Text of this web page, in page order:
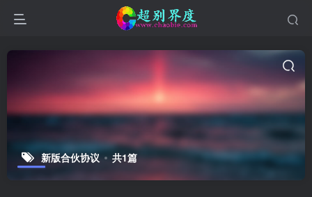
新版合伙协议 共1篇